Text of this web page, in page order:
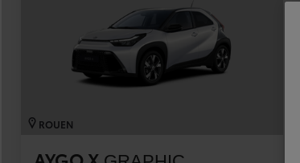
Disponible prochainement